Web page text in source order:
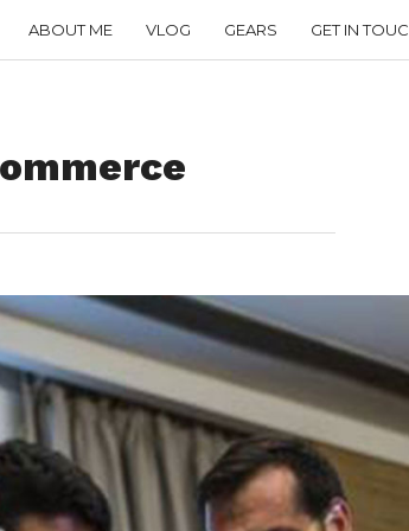
ABOUT ME VLOG GEARS GET IN